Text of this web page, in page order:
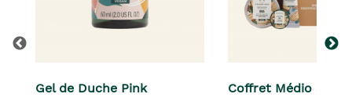
Gel de Duche Pink
Coffret Médio Shea